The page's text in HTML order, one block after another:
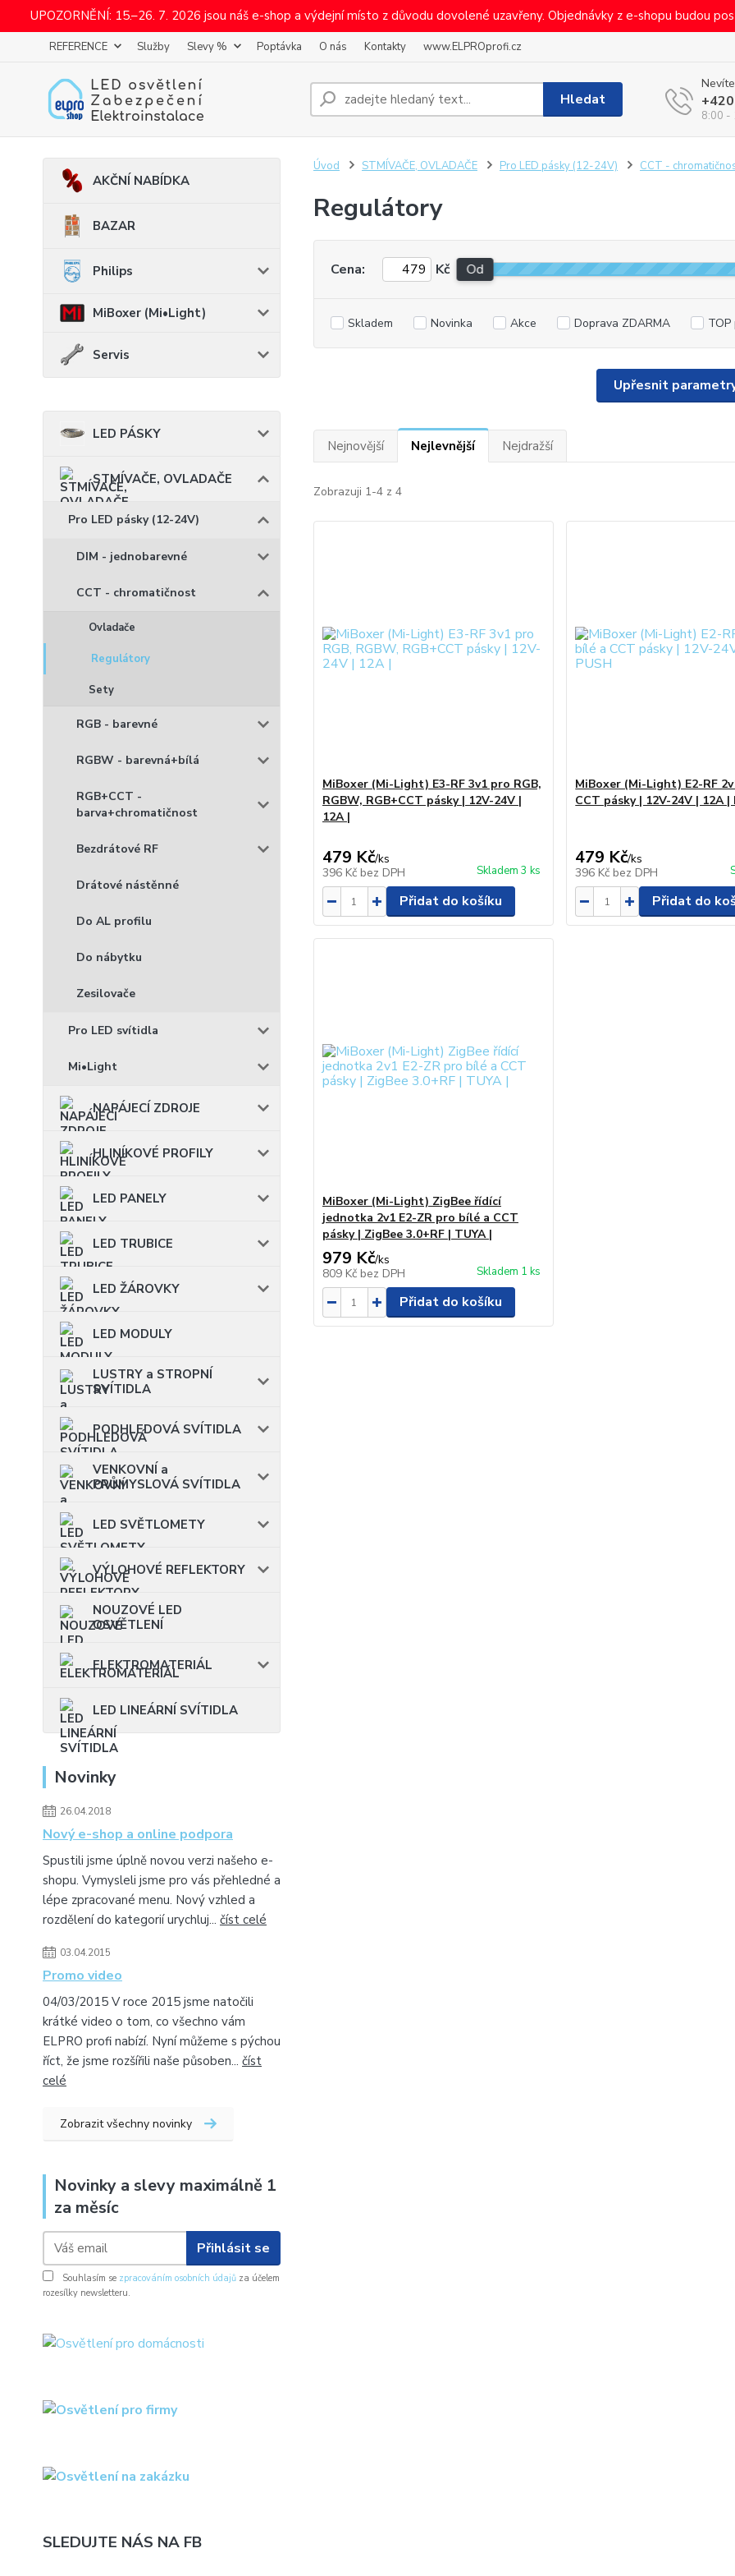
UPOZORNĚNÍ: 15.–26. 7. 2026 jsou náš e-shop a výdejní místo z důvodu dovolené uzavřeny. Objednávky z e-shopu budou
REFERENCE Služby Slevy % Poptávka O nás Kontakty www.ELPROprofi.cz
Hledat
8:00 -
AKČNÍ NABÍDKA
BAZAR
Philips
MiBoxer (Mi•Light)
Servis
LED PÁSKY
STMÍVAČE, OVLADAČE
Pro LED pásky (12-24V)
DIM - jednobarevné
CCT - chromatičnost
Ovladače
Regulátory
Sety
RGB - barevné
RGBW - barevná+bílá
RGB+CCT -
barva+chromatičnost
Bezdrátové RF
Drátové nástěnné
Do AL profilu
Do nábytku
Zesilovače
Pro LED svítidla
Mi•Light
NAPÁJECÍ ZDROJE
HLINÍKOVÉ PROFILY
LED PANELY
LED TRUBICE
LED ŽÁROVKY
LED MODULY
LUSTRY a STROPNÍ
SVÍTIDLA
PODHLEDOVÁ SVÍTIDLA
VENKOVNÍ a
PRŮMYSLOVÁ SVÍTIDLA
LED SVĚTLOMETY
VÝLOHOVÉ REFLEKTORY
NOUZOVÉ LED
OSVĚTLENÍ
ELEKTROMATERIÁL
LED LINEÁRNÍ SVÍTIDLA
Novinky
26.04.2018
Nový e-shop a online podpora
Spustili jsme úplně novou verzi našeho e-
shopu. Vymysleli jsme pro vás přehledné a
lépe zpracované menu. Nový vzhled a
rozdělení do kategorií urychluj... číst celé
03.04.2015
Promo video
04/03/2015 V roce 2015 jsme natočili
krátké video o tom, co všechno vám
ELPRO profi nabízí. Nyní můžeme s pýchou
říct, že jsme rozšířili naše působen... číst
celé
Zobrazit všechny novinky
Novinky a slevy maximálně 1
za měsíc
Přihlásit se
Souhlasím se zpracováním osobních údajů za účelem
rozesílky newsletteru.
SLEDUJTE NÁS NA FB
Úvod STMÍVAČE, OVLADAČE Pro LED pásky (12-24V) CCT -
Regulátory
Upřesnit
Cena: Kč Od
Skladem Novinka Akce Doprava ZDARMA
Nejnovější Nejlevnější Nejdražší
Zobrazuji 1-4 z 4
MiBoxer (Mi-Light) E3-RF 3v1 pro RGB,
RGBW, RGB+CCT pásky | 12V-24V |
12A |
479 Kč/ks
396 Kč bez DPH Skladem 3 ks
Přidat do košíku
MiBoxer (Mi-Light) E2-RF
CCT pásky | 12V-24V | 12A |
479 Kč/ks
396 Kč bez DPH
Přidat do
MiBoxer (Mi-Light) ZigBee řídící
jednotka 2v1 E2-ZR pro bílé a CCT
pásky | ZigBee 3.0+RF | TUYA |
979 Kč/ks
809 Kč bez DPH Skladem 1 ks
Přidat do košíku